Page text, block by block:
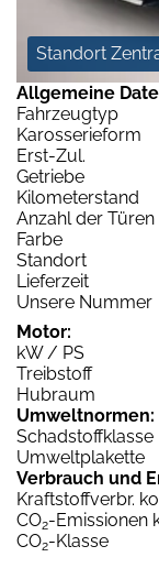
Standort
Allgemeine
Fahrzeugtyp
Karosserieform
Erst-Zul.
Getriebe
Kilometerstand
Anzahl der Türen
Farbe
Standort
Lieferzeit
Unsere Nummer
Motor:
kW / PS
Treibstoff
Hubraum
Umweltnormen:
Schadstoffklasse
Umweltplakette
Verbrauch und
Kraftstoffverbr.
CO2-Emissionen
CO2-Klasse